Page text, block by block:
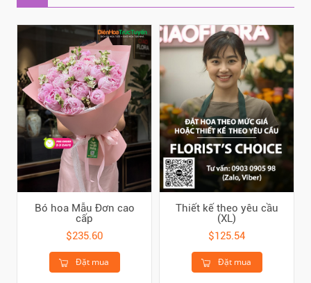
Bó hoa Mẫu Đơn cao
cấp
$235.60
Đặt mua
Thiết kế theo yêu cầu
(XL)
$125.54
Đặt mua